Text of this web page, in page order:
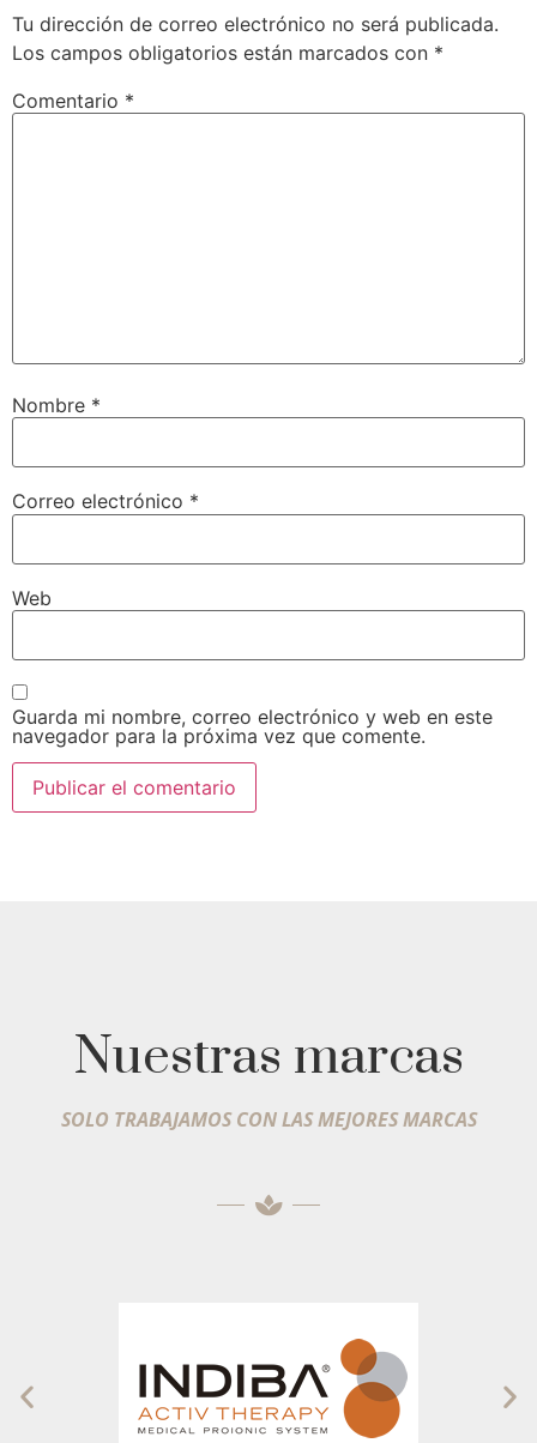
Tu dirección de correo electrónico no será publicada.
Los campos obligatorios están marcados con *
Comentario *
Nombre *
Correo electrónico *
Web
Guarda mi nombre, correo electrónico y web en este
navegador para la próxima vez que comente.
Nuestras marcas
SOLO TRABAJAMOS CON LAS MEJORES MARCAS